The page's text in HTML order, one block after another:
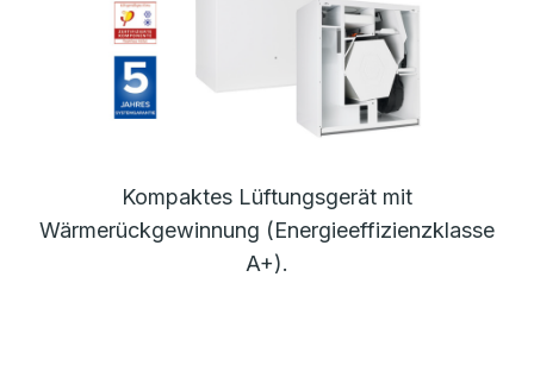
Kompaktes Lüftungsgerät mit
Wärmerückgewinnung (Energieeffizienzklasse
A+).